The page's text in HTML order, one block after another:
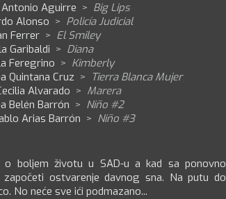
Aguirre > Big Lips
Alonso > Policía Judicial
Ferrer > El Smiley
Garibaldi > Diana
Feregrino > Kimberly
Quintana Cruz > Tierra Blanca Mujer
Alvarado > Marera
Belén Barrón > Niño #2
Arias Barrón > Niño #3
o boljem životu u SAD-u a kad sa ponovno
ostvarenje davnog sna. Na putu do
No neće sve ići podmazano...